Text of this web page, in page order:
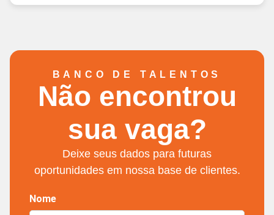
BANCO DE TALENTOS
Não encontrou
sua vaga?
Deixe seus dados para futuras
oportunidades em nossa base de clientes.
Nome